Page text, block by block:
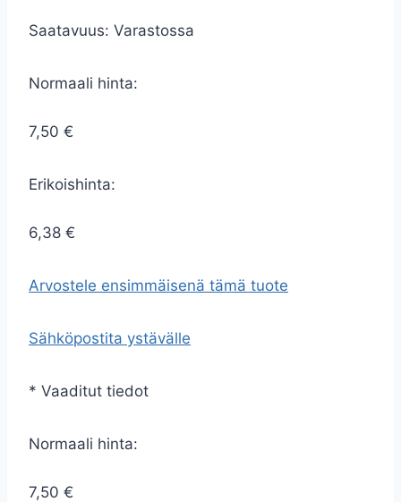
Saatavuus: Varastossa
Normaali hinta:
7,50 €
Erikoishinta:
6,38 €
Arvostele ensimmäisenä tämä tuote
Sähköpostita ystävälle
* Vaaditut tiedot
Normaali hinta:
7,50 €